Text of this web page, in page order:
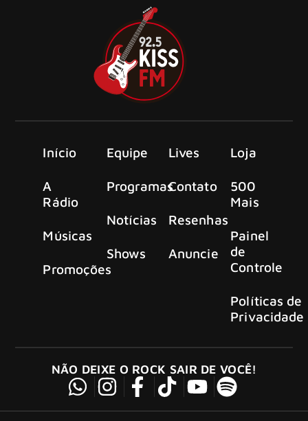
Início
A
Rádio
Músicas
Promoções
Equipe
Programas
Notícias
Shows
Lives
Contato
Resenhas
Anuncie
Loja
500
Mais
Painel
de
Controle
Políticas de
Privacidade
NÃO DEIXE O ROCK SAIR DE VOCÊ!